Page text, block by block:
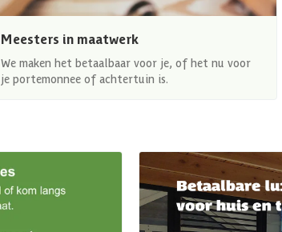
Meesters in maatwerk
We maken het betaalbaar voor je, of het nu voor
je portemonnee of achtertuin is.